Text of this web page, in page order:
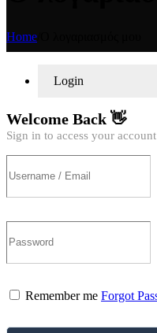
Home
Login
Welcome Back 👋
Sign in to access your
Remember me Forgot